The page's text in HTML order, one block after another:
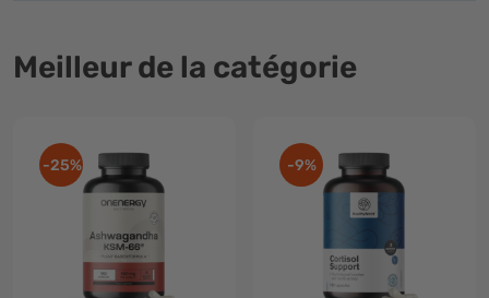
Meilleur de la catégorie
-25% -9%